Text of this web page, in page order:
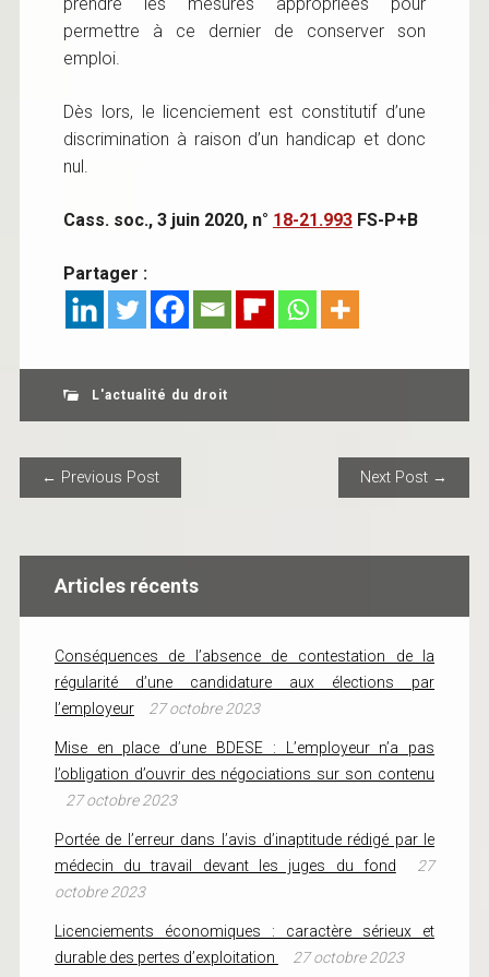
permettre à ce dernier de conserver son
emploi.
Dès lors, le licenciement est constitutif d’une
discrimination à raison d’un handicap et donc
nul.
Cass. soc., 3 juin 2020, n° 18-21.993FS-P+B
Partager :
L'actualité du droit
POST NAVIGATION
← Previous Post Next Post →
Articles récents
Conséquences de l’absence de contestation de la
régularité d’une candidature aux élections par
l’employeur
27 octobre 2023
Mise en place d’une BDESE : L’employeur n’a pas
l’obligation d’ouvrir des négociations sur son contenu
27 octobre 2023
Portée de l’erreur dans l’avis d’inaptitude rédigé par le
médecin du travail devant les juges du fond
27
octobre 2023
Licenciements économiques : caractère sérieux et
durable des pertes d’exploitation
27 octobre 2023